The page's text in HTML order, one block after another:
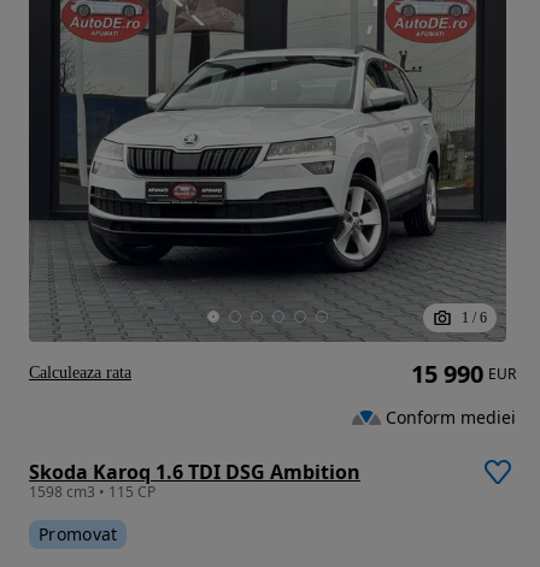
1 / 6
Skoda Karoq 1.6 TDI DSG Ambition
1598 cm3 • 115 CP
Promovat
15 990 EUR
Conform mediei
Calculeaza rata